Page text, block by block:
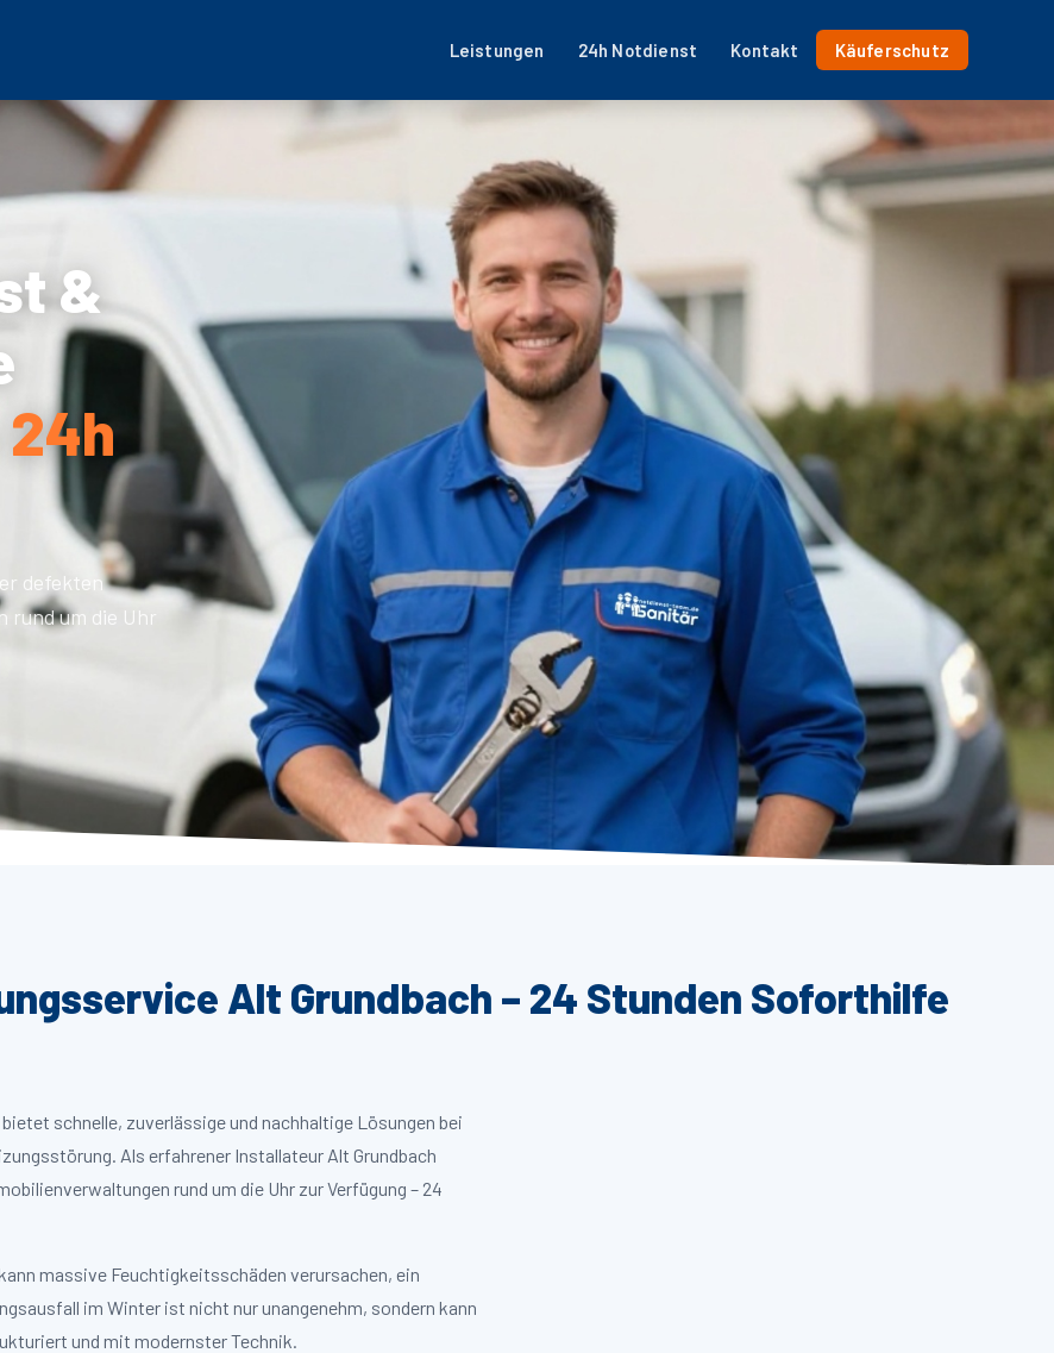
Leistungen 24h Notdienst Kontakt Käuferschutz
&
defekten
rund um die Uhr
Alt Grundbach – 24 Stunden Soforthilfe
bietet schnelle, zuverlässige und nachhaltige Lösungen bei
Als erfahrener Installateur Alt Grundbach
rund um die Uhr zur Verfügung – 24
massive Feuchtigkeitsschäden verursachen, ein
im Winter ist nicht nur unangenehm, sondern kann
und mit modernster Technik.